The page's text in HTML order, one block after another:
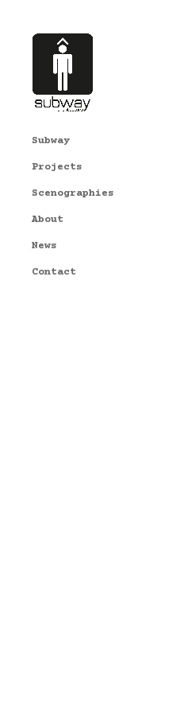
Subway
Projects
Scenographies
About
News
Contact